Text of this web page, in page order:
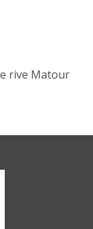
rive Matour